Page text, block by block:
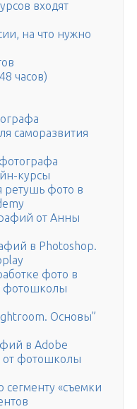
входят
на что нужно
часов)
саморазвития
курсы
ретушь фото в
от Анны
в Photoshop.
фото в
фотошколы
Основы”
в Adobe
от фотошколы
«съемки